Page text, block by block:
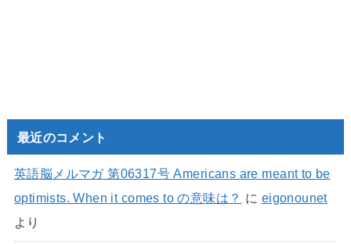
最近のコメント
英語脳メルマガ 第06317号 Americans are meant to be
optimists. When it comes to の意味は？ に eigonounet
より